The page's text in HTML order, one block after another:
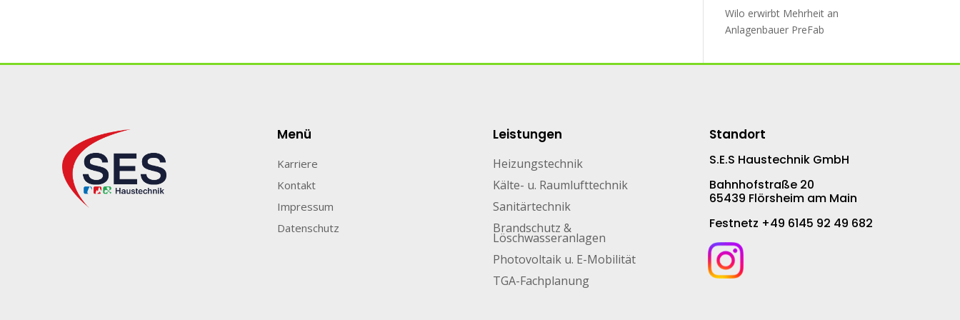
Wilo erwirbt Mehr­heit an
An­la­gen­bau­er PreFab
Menü
Karriere
Kontakt
Impressum
Datenschutz
Leistungen
Heizungstechnik
Kälte- u. Raumlufttechnik
Sanitärtechnik
Brandschutz &
Löschwasseranlagen
Photovoltaik u. E-Mobilität
TGA-Fachplanung
Standort
S.E.S Haustechnik GmbH
Bahnhofstraße 20
65439 Flörsheim am Main
Festnetz +49 6145 92 49 682